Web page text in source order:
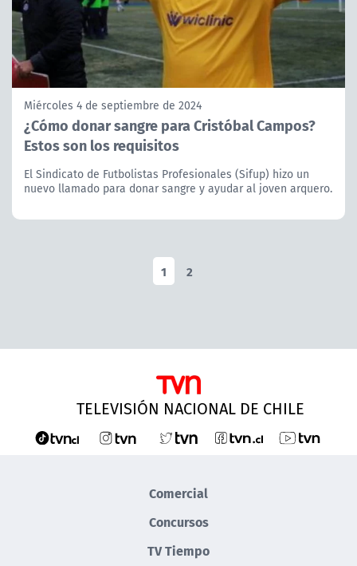
Miércoles 4 de septiembre de 2024
¿Cómo donar sangre para Cristóbal Campos?
Estos son los requisitos
El Sindicato de Futbolistas Profesionales (Sifup) hizo un
nuevo llamado para donar sangre y ayudar al joven arquero.
1 2
TELEVISIÓN NACIONAL DE CHILE
Comercial
Concursos
TV Tiempo